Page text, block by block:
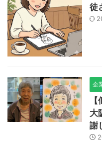
徒
企
大
謝